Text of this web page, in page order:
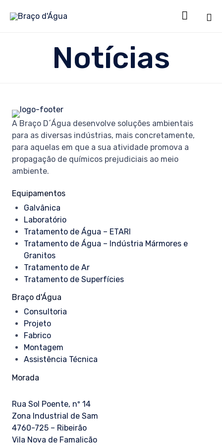

Notícias
A Braço D´Água desenvolve soluções ambientais
para as diversas indústrias, mais concretamente,
para aquelas em que a sua atividade promova a
propagação de químicos prejudiciais ao meio
ambiente.
Equipamentos
Galvânica
Laboratório
Tratamento de Água – ETARI
Tratamento de Água – Indústria Mármores e
Granitos
Tratamento de Ar
Tratamento de Superfícies
Braço d'Água
Consultoria
Projeto
Fabrico
Montagem
Assistência Técnica
Morada
Rua Sol Poente, nº 14
Zona Industrial de Sam
4760-725 – Ribeirão
Vila Nova de Famalicão